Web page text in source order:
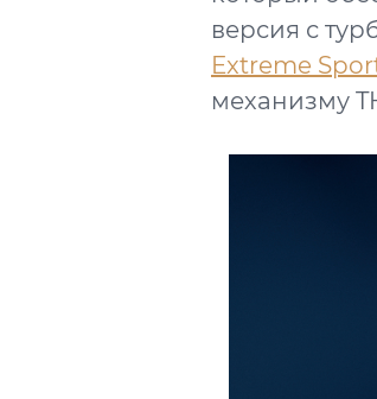
версия с
Extreme
механизму